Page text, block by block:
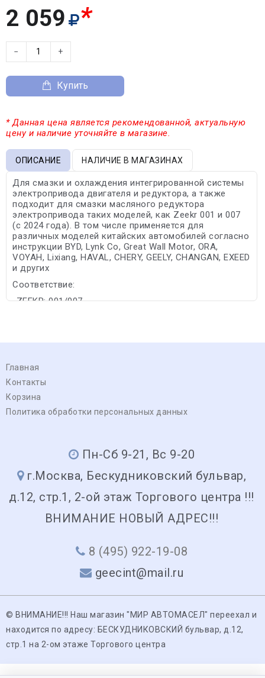
2 059 *
− +
Купить
* Данная цена является рекомендованной, актуальную
цену и наличие уточняйте в магазине.
ОПИСАНИЕ НАЛИЧИЕ В МАГАЗИНАХ
Для смазки и охлаждения интегрированной системы
электропривода двигателя и редуктора, а также
подходит для смазки масляного редуктора
электропривода таких моделей, как Zeekr 001 и 007
(с 2024 года). В том числе применяется для
различных моделей китайских автомобилей согласно
инструкции BYD, Lynk Co, Great Wall Motor, ORA,
VOYAH, Lixiang, HAVAL, CHERY, GEELY, CHANGAN, EXEED
и других
Соответствие:
-ZEEKR: 001/007
Главная
Контакты
Корзина
Политика обработки персональных данных
Пн-Сб 9-21, Вс 9-20
г.Москва, Бескудниковский бульвар,
д.12, стр.1, 2-ой этаж Торгового центра !!!
ВНИМАНИЕ НОВЫЙ АДРЕС!!!
8 (495) 922-19-08
geecint@mail.ru
© ВНИМАНИЕ!!! Наш магазин "МИР АВТОМАСЕЛ" переехал и
находится по адресу: БЕСКУДНИКОВСКИЙ бульвар, д.12,
стр.1 на 2-ом этаже Торгового центра